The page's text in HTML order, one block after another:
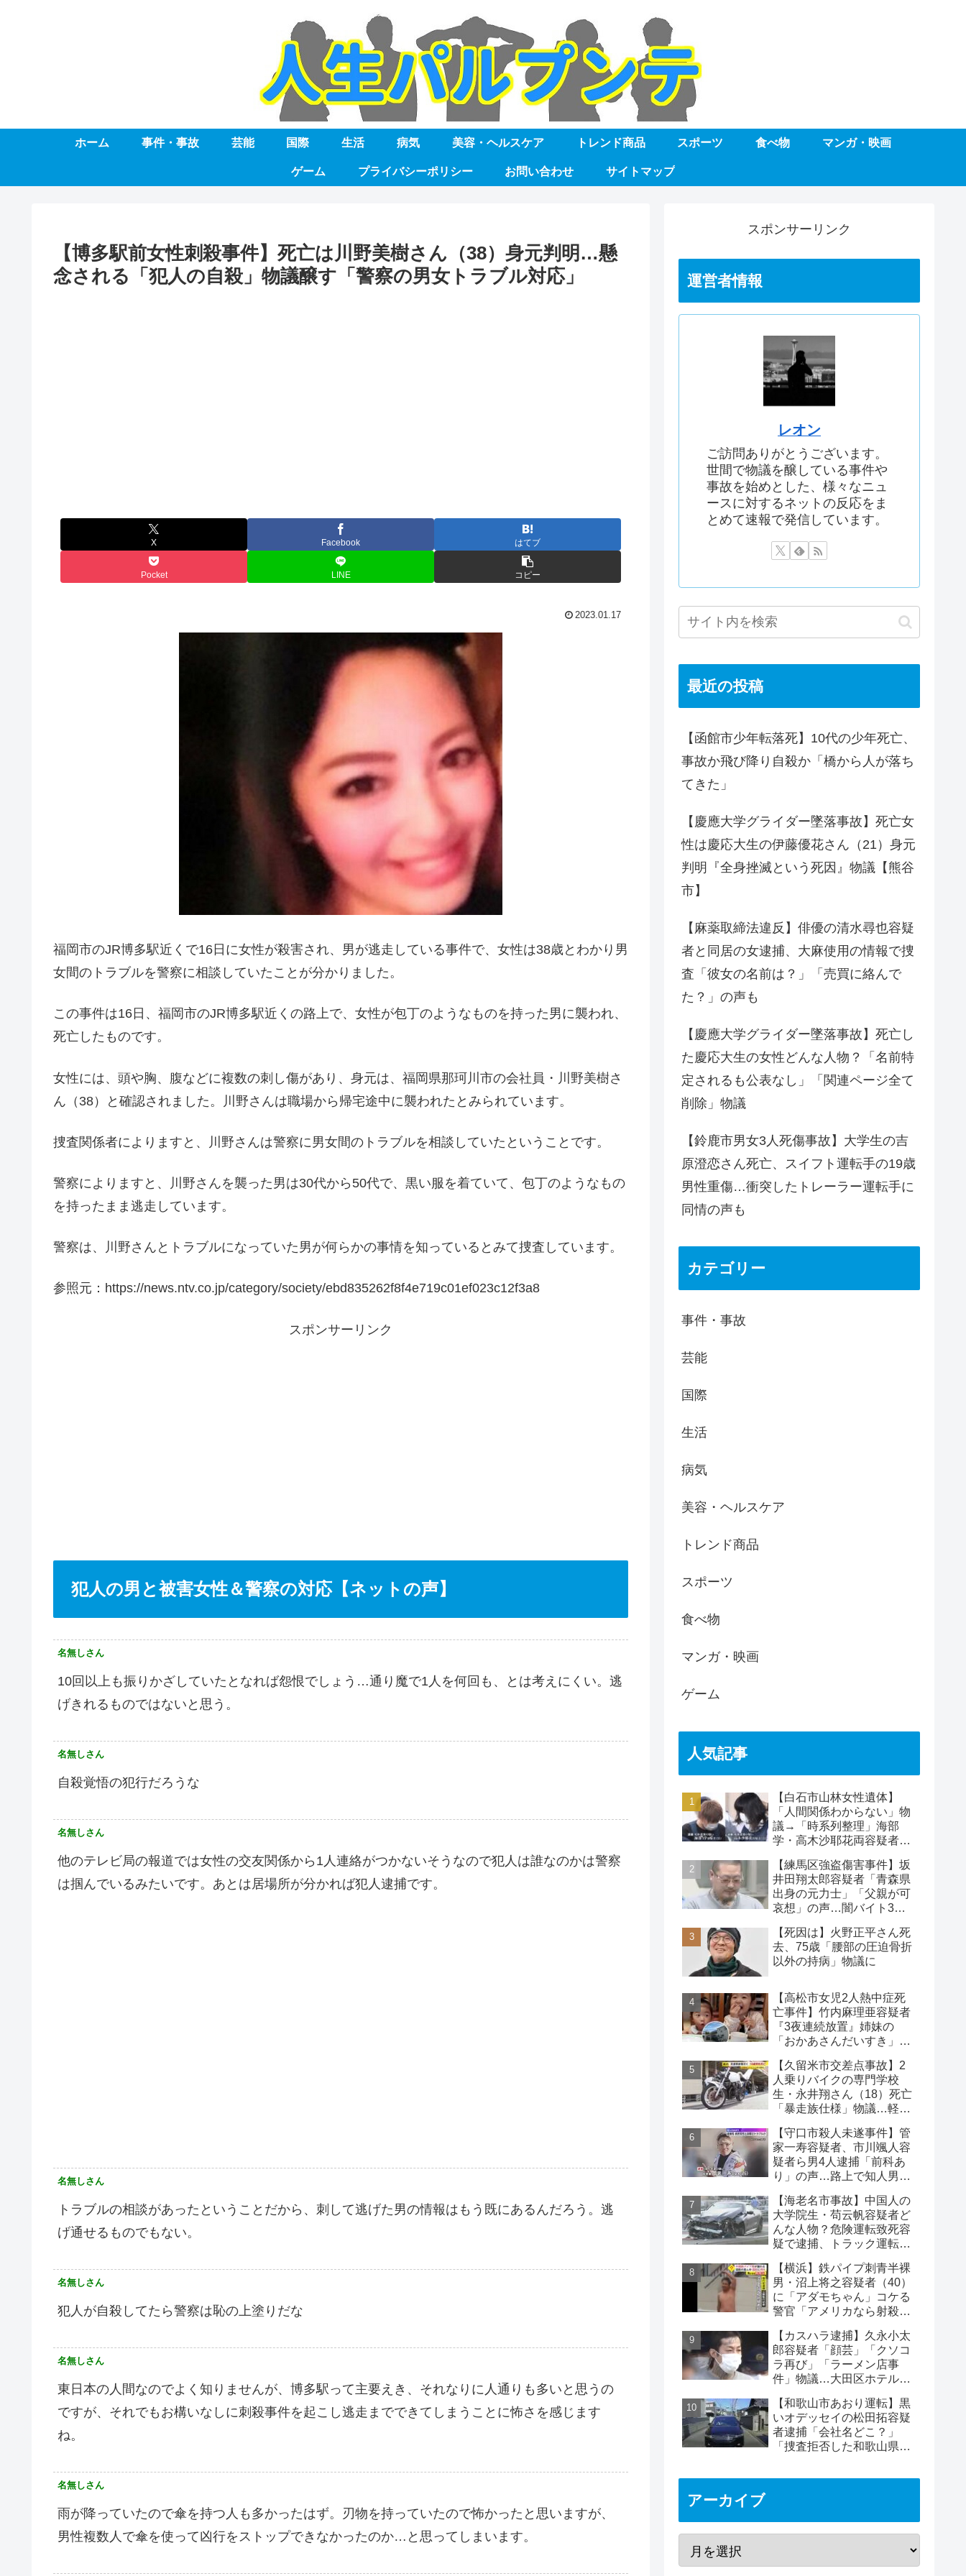
ホーム 事件・事故 芸能 国際 生活 病気 美容・ヘルスケア トレンド商品 スポーツ 食べ物 マンガ・映画
ゲーム プライバシーポリシー お問い合わせ サイトマップ
【博多駅前女性刺殺事件】死亡は川野美樹さん（38）身元判明…懸
念される「犯人の自殺」物議醸す「警察の男女トラブル対応」
X Facebook はてブ
Pocket LINE コピー
2023.01.17
福岡市のJR博多駅近くで16日に女性が殺害され、男が逃走している事件で、女性は38歳とわかり男
女間のトラブルを警察に相談していたことが分かりました。
この事件は16日、福岡市のJR博多駅近くの路上で、女性が包丁のようなものを持った男に襲われ、
死亡したものです。
女性には、頭や胸、腹などに複数の刺し傷があり、身元は、福岡県那珂川市の会社員・川野美樹さ
ん（38）と確認されました。川野さんは職場から帰宅途中に襲われたとみられています。
捜査関係者によりますと、川野さんは警察に男女間のトラブルを相談していたということです。
警察によりますと、川野さんを襲った男は30代から50代で、黒い服を着ていて、包丁のようなもの
を持ったまま逃走しています。
警察は、川野さんとトラブルになっていた男が何らかの事情を知っているとみて捜査しています。
参照元：https://news.ntv.co.jp/category/society/ebd835262f8f4e719c01ef023c12f3a8
スポンサーリンク
犯人の男と被害女性＆警察の対応【ネットの声】
名無しさん
10回以上も振りかざしていたとなれば怨恨でしょう…通り魔で1人を何回も、とは考えにくい。逃
げきれるものではないと思う。
名無しさん
自殺覚悟の犯行だろうな
名無しさん
他のテレビ局の報道では女性の交友関係から1人連絡がつかないそうなので犯人は誰なのかは警察
は掴んでいるみたいです。あとは居場所が分かれば犯人逮捕です。
名無しさん
トラブルの相談があったということだから、刺して逃げた男の情報はもう既にあるんだろう。逃
げ通せるものでもない。
名無しさん
犯人が自殺してたら警察は恥の上塗りだな
名無しさん
東日本の人間なのでよく知りませんが、博多駅って主要えき、それなりに人通りも多いと思うの
ですが、それでもお構いなしに刺殺事件を起こし逃走までできてしまうことに怖さを感じます
ね。
名無しさん
雨が降っていたので傘を持つ人も多かったはず。刃物を持っていたので怖かったと思いますが、
男性複数人で傘を使って凶行をストップできなかったのか…と思ってしまいます。
スポンサーリンク
運営者情報
レオン
ご訪問ありがとうございます。
世間で物議を醸している事件や
事故を始めとした、様々なニュ
ースに対するネットの反応をま
とめて速報で発信しています。
最近の投稿
【函館市少年転落死】10代の少年死亡、
事故か飛び降り自殺か「橋から人が落ち
てきた」
【慶應大学グライダー墜落事故】死亡女
性は慶応大生の伊藤優花さん（21）身元
判明『全身挫滅という死因』物議【熊谷
市】
【麻薬取締法違反】俳優の清水尋也容疑
者と同居の女逮捕、大麻使用の情報で捜
査「彼女の名前は？」「売買に絡んで
た？」の声も
【慶應大学グライダー墜落事故】死亡し
た慶応大生の女性どんな人物？「名前特
定されるも公表なし」「関連ページ全て
削除」物議
【鈴鹿市男女3人死傷事故】大学生の吉
原澄恋さん死亡、スイフト運転手の19歳
男性重傷…衝突したトレーラー運転手に
同情の声も
カテゴリー
事件・事故
芸能
国際
生活
病気
美容・ヘルスケア
トレンド商品
スポーツ
食べ物
マンガ・映画
ゲーム
人気記事
【白石市山林女性遺体】
「人間関係わからない」物
議→「時系列整理」海部
学・高木沙耶花両容疑者、
な事件
【練馬区強盗傷害事件】坂
井田翔太郎容疑者「青森県
出身の元力士」「父親が可
哀想」の声…闇バイト3人
【死因は】火野正平さん死
去、75歳「腰部の圧迫骨折
以外の持病」物議に
【高松市女児2人熱中症死
亡事件】竹内麻理亜容疑者
『3夜連続放置』姉妹の
「おかあさんだいすき」折
論
【久留米市交差点事故】2
人乗りバイクの専門学校
生・永井翔さん（18）死亡
「暴走族仕様」物議…軽自
【守口市殺人未遂事件】管
家一寿容疑者、市川颯人容
疑者ら男4人逮捕「前科あ
り」の声…路上で知人男性
【海老名市事故】中国人の
大学院生・苟云帆容疑者ど
んな人物？危険運転致死容
疑で逮捕、トラック運転
【横浜】鉄パイプ刺青半裸
男・沼上将之容疑者（40）
に「アダモちゃん」コケる
警官「アメリカなら射殺」
【カスハラ逮捕】久永小太
郎容疑者「顔芸」「クソコ
ラ再び」「ラーメン店事
件」物議…大田区ホテルで
【和歌山市あおり運転】黒
いオデッセイの松田拓容疑
者逮捕「会社名どこ？」
「捜査拒否した和歌山県
アーカイブ